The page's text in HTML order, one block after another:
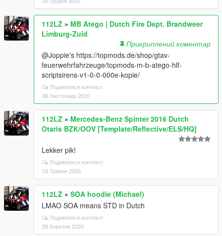
112LZ » MB Atego | Dutch Fire Dept. Brandweer
Limburg-Zuid
Прикриплений коментар
@Joppie's https://topmods.de/shop/gtav-
feuerwehrfahrzeuge/topmods-m-b-atego-hlf-
scriptsirens-v1-0-0-000e-kopie/
Подивитися контекст
06 Листопада 2020
112LZ » Mercedes-Benz Spinter 2016 Dutch
Otaris BZK/OOV [Template/Reflective/ELS/HQ]
Lekker pik!
Подивитися контекст
03 Травня 2020
112LZ » SOA hoodie (Michael)
LMAO SOA means STD in Dutch
Подивитися контекст
29 Березня 2020